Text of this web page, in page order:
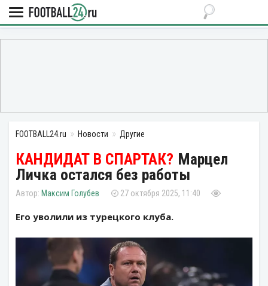
FOOTBALL24.ru Новости Другие
Марцел
Личка остался без работы
Максим Голубев 27 октября 2025, 11:40
Его уволили из турецкого клуба.